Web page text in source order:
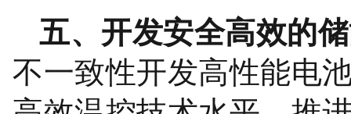
五、开发安全高效的
不一致性开发高性能电